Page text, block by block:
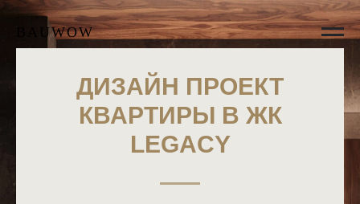
BAUWOW
ДИЗАЙН ПРОЕКТ
КВАРТИРЫ В ЖК
LEGACY